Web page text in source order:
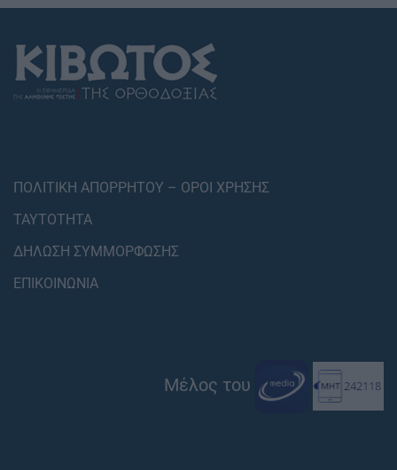
ΠΟΛΙΤΙΚΗ ΑΠΟΡΡΗΤΟΥ – ΟΡΟΙ ΧΡΗΣΗΣ
ΤΑΥΤΟΤΗΤΑ
ΔΗΛΩΣΗ ΣΥΜΜΟΡΦΩΣΗΣ
ΕΠΙΚΟΙΝΩΝΙΑ
Μέλος του